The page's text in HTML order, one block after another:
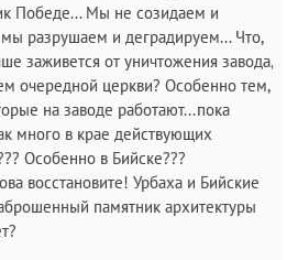
Победе... Мы не созидаем и
мы разрушаем и деградируем... Что,
заживется от уничтожения завода,
очередной церкви? Особенно тем,
на заводе работают...пока
много в крае действующих
Особенно в Бийске???
восстановите! Урбаха и Бийские
памятник архитектуры